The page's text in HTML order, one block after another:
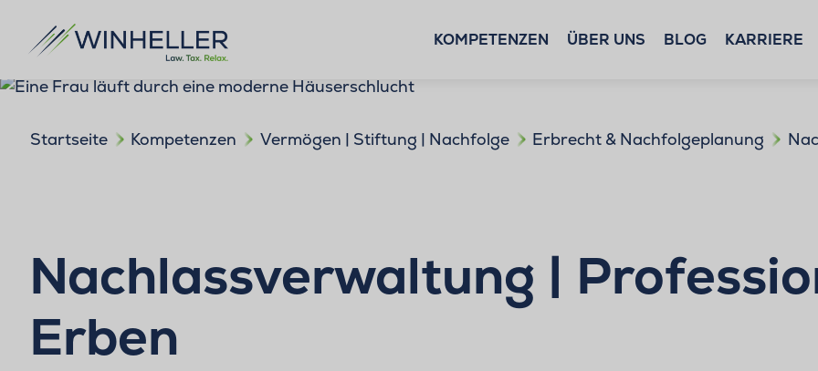
KOMPETENZEN ÜBER UNS BLOG KARRIERE
Startseite Kompetenzen Vermögen | Stiftung | Nachfolge Erbrecht & Nachfolgeplanung
Nachlassverwaltung |
Erben